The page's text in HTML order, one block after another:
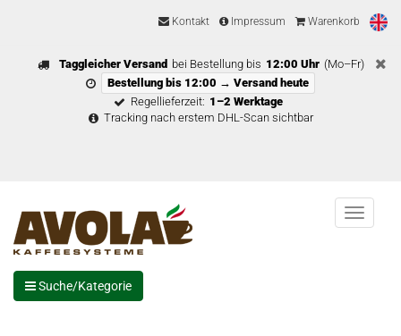
Kontakt Impressum Warenkorb
Taggleicher Versand bei Bestellung bis 12:00 Uhr (Mo–Fr)
Bestellung bis 12:00 → Versand heute
Regellieferzeit: 1–2 Werktage
Tracking nach erstem DHL-Scan sichtbar
Menu
Suche/Kategorie